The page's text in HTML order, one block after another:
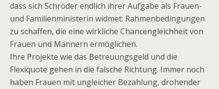
dass sich Schröder endlich ihrer Aufgabe als Frauen-
und Familienministerin widmet: Rahmenbedingungen
zu schaffen, die eine wirkliche Chancengleichheit von
Frauen und Männern ermöglichen.
Ihre Projekte wie das Betreuungsgeld und die
Flexiquote gehen in die falsche Richtung. Immer noch
haben Frauen mit ungleicher Bezahlung, drohender